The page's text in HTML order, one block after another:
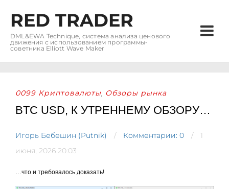
RED TRADER
DML&EWA Technique, система анализа ценового
движения с использованием программы-
советника Elliott Wave Maker
0099 Криптовалюты, Обзоры рынка
BTC USD, К УТРЕННЕМУ ОБЗОРУ…
Игорь Бебешин (Putnik) Комментарии: 0
1
июня, 2026 20:03
…что и требовалось доказать!